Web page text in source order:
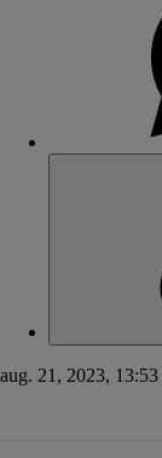
aug. 21, 2023, 13:53